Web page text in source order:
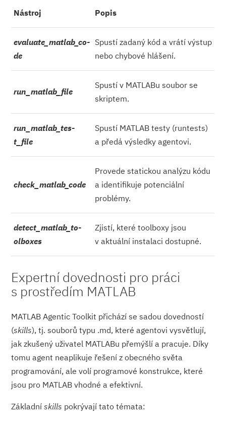
Nástroj Popis
evaluate_matlab_co­
de
Spustí zadaný kód a vrátí výstup
nebo chybové hlášení.
run_matlab_file
Spustí v MATLABu soubor se
skriptem.
run_matlab_tes­
t_file
Spustí MATLAB testy (runtests)
a předá výsledky agentovi.
check_matlab_code
Provede statickou analýzu kódu
a identifikuje potenciální
problémy.
detect_matlab_to­
olboxes
Zjistí, které toolboxy jsou
v aktuální instalaci dostupné.
Expertní dovednosti pro práci
s prostředím MATLAB
MATLAB Agentic Toolkit přichází se sadou dovedností
(skills), tj. souborů typu .md, které agentovi vysvětlují,
jak zkušený uživatel MATLABu přemýšlí a pracuje. Díky
tomu agent neaplikuje řešení z obecného světa
programování, ale volí programové konstrukce, které
jsou pro MATLAB vhodné a efektivní.
Základnískills pokrývají tato témata: